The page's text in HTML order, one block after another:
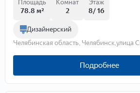
Площадь
78.8 м²
Комнат
2
Этаж
8/ 16
Дизайнерский
Челябинская область, Челябинск,улица
Подробнее